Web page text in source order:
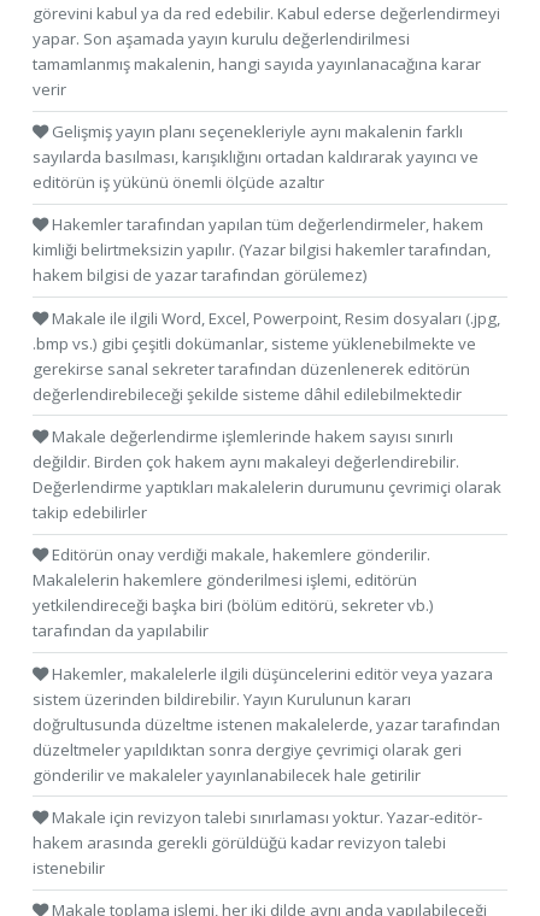
görevini kabul ya da red edebilir. Kabul ederse değerlendirmeyi
yapar. Son aşamada yayın kurulu değerlendirilmesi
tamamlanmış makalenin, hangi sayıda yayınlanacağına karar
verir
Gelişmiş yayın planı seçenekleriyle aynı makalenin farklı
sayılarda basılması, karışıklığını ortadan kaldırarak yayıncı ve
editörün iş yükünü önemli ölçüde azaltır
Hakemler tarafından yapılan tüm değerlendirmeler, hakem
kimliği belirtmeksizin yapılır. (Yazar bilgisi hakemler tarafından,
hakem bilgisi de yazar tarafından görülemez)
Makale ile ilgili Word, Excel, Powerpoint, Resim dosyaları (.jpg,
.bmp vs.) gibi çeşitli dokümanlar, sisteme yüklenebilmekte ve
gerekirse sanal sekreter tarafından düzenlenerek editörün
değerlendirebileceği şekilde sisteme dâhil edilebilmektedir
Makale değerlendirme işlemlerinde hakem sayısı sınırlı
değildir. Birden çok hakem aynı makaleyi değerlendirebilir.
Değerlendirme yaptıkları makalelerin durumunu çevrimiçi olarak
takip edebilirler
Editörün onay verdiği makale, hakemlere gönderilir.
Makalelerin hakemlere gönderilmesi işlemi, editörün
yetkilendireceği başka biri (bölüm editörü, sekreter vb.)
tarafından da yapılabilir
Hakemler, makalelerle ilgili düşüncelerini editör veya yazara
sistem üzerinden bildirebilir. Yayın Kurulunun kararı
doğrultusunda düzeltme istenen makalelerde, yazar tarafından
düzeltmeler yapıldıktan sonra dergiye çevrimiçi olarak geri
gönderilir ve makaleler yayınlanabilecek hale getirilir
Makale için revizyon talebi sınırlaması yoktur. Yazar-editör-
hakem arasında gerekli görüldüğü kadar revizyon talebi
istenebilir
Makale toplama işlemi, her iki dilde aynı anda yapılabileceği